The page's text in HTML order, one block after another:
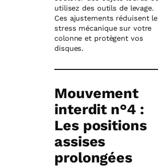
utilisez des outils de levage.
Ces ajustements réduisent le
stress mécanique sur votre
colonne et protègent vos
disques.
Mouvement
interdit n°4 :
Les positions
assises
prolongées